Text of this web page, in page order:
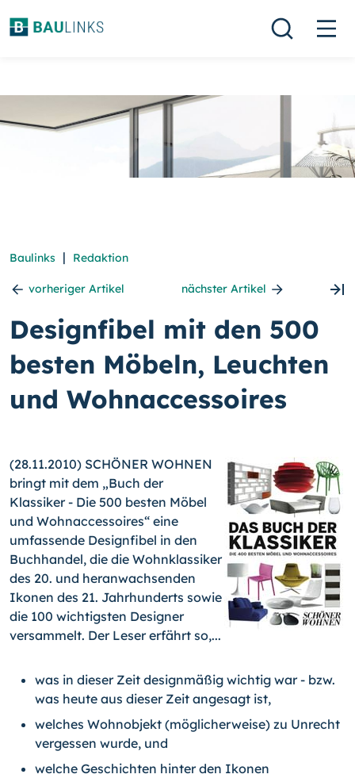
Baulinks | Redaktion
vorheriger Artikel nächster Artikel
Designfibel mit den 500
besten Möbeln, Leuchten
und Wohnaccessoires
(28.11.2010) SCHÖNER WOHNEN
bringt mit dem „Buch der
Klassiker - Die 500 besten Möbel
und Wohnaccessoires“ eine
umfassende Designfibel in den
Buchhandel, die die Wohnklassiker
des 20. und heranwachsenden
Ikonen des 21. Jahrhunderts sowie
die 100 wichtigsten Designer
versammelt. Der Leser erfährt so,...
was in dieser Zeit designmäßig wichtig war - bzw.
was heute aus dieser Zeit angesagt ist,
welches Wohnobjekt (möglicherweise) zu Unrecht
vergessen wurde, und
welche Geschichten hinter den Ikonen